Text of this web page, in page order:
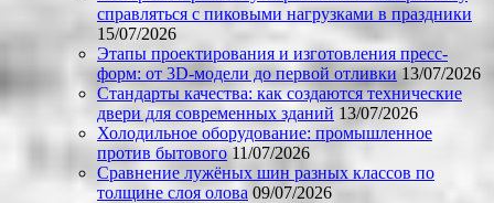
справляться с пиковыми нагрузками в праздники
15/07/2026
Этапы проектирования и изготовления пресс-
форм: от 3D-модели до первой отливки 13/07/2026
Стандарты качества: как создаются технические
двери для современных зданий 13/07/2026
Холодильное оборудование: промышленное
против бытового 11/07/2026
Сравнение лужёных шин разных классов по
толщине слоя олова 09/07/2026